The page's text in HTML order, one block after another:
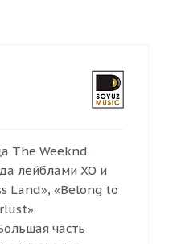
The Weeknd.
лейблами XO и
Land», «Belong to
часть